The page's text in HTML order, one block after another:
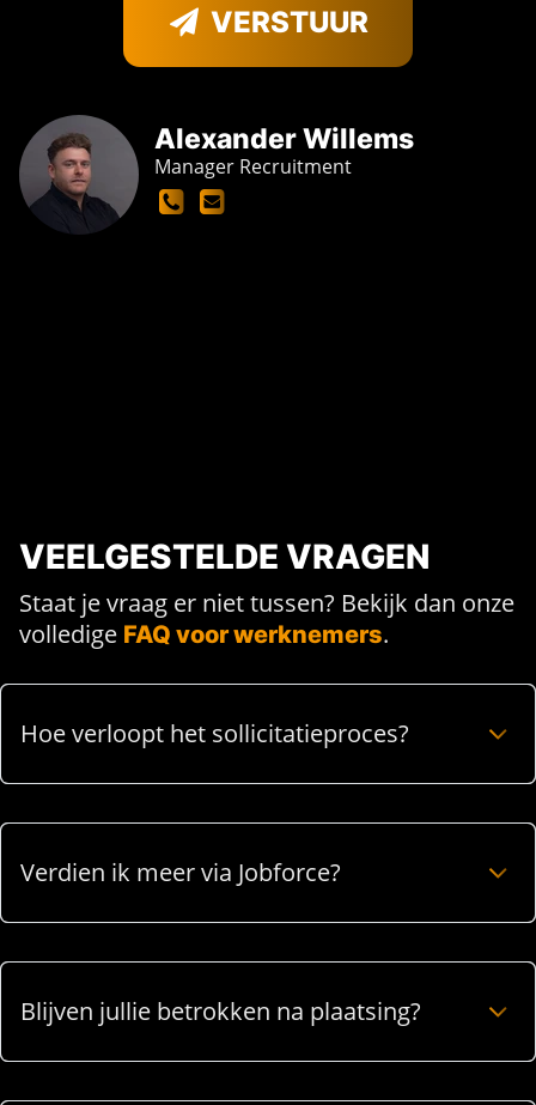
Alexander Willems
Manager Recruitment
VERSTUUR
VEELGESTELDE VRAGEN
Staat je vraag er niet tussen? Bekijk dan onze
volledige FAQ voor werknemers.
Hoe verloopt het sollicitatieproces?
Verdien ik meer via Jobforce?
Blijven jullie betrokken na plaatsing?